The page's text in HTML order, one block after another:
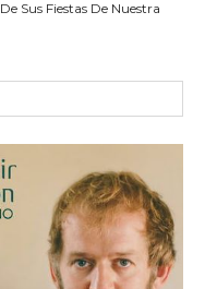
Sus Fiestas De Nuestra